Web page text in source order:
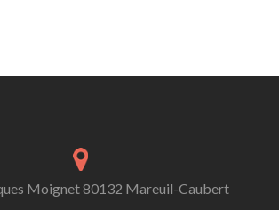
Moignet 80132 Mareuil-Caubert